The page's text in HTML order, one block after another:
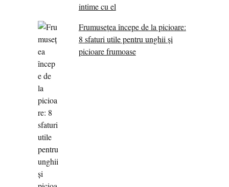
intime cu el
Frumusețea începe de la picioare:
8 sfaturi utile pentru unghii și
picioare frumoase